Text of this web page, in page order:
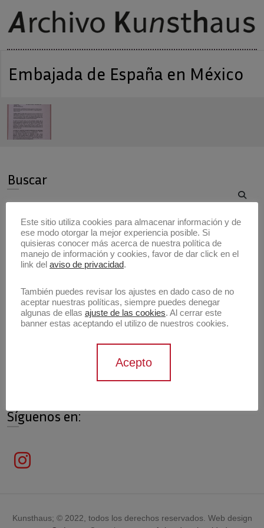
Embajada de España en México
Buscar
Artistas
Información de contacto
contacto@archivokunsthaus.com
Síguenos en:
Kunsthaus; © 2022, todos los derechos reservados. Web design
Este sitio utiliza cookies para almacenar información y de
ese modo otorgar la mejor experiencia posible. Si
quisieras conocer más acerca de nuestra política de
manejo de información y cookies, favor de dar click en el
link del aviso de privacidad.
También puedes revisar los ajustes en dado caso de no
aceptar nuestras políticas, siempre puedes denegar
algunas de ellas ajuste de las cookies. Al cerrar este
banner estas aceptando el utilizo de nuestros cookies.
Acepto